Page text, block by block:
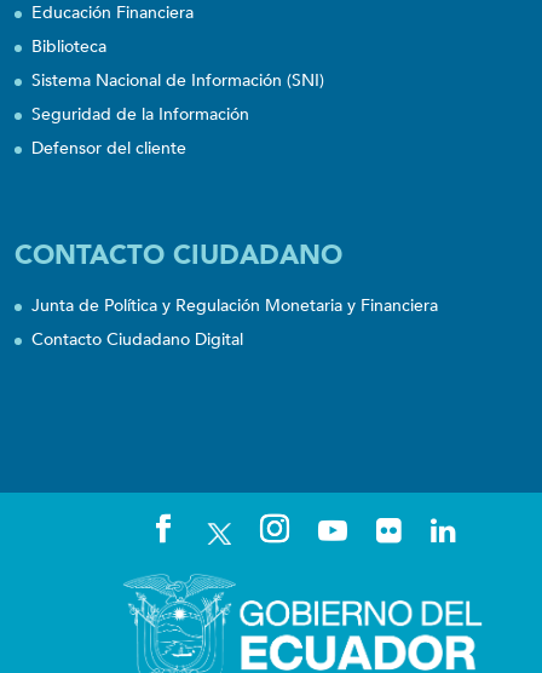
Educación Financiera
Biblioteca
Sistema Nacional de Información (SNI)
Seguridad de la Información
Defensor del cliente
CONTACTO CIUDADANO
Junta de Política y Regulación Monetaria y Financiera
Contacto Ciudadano Digital